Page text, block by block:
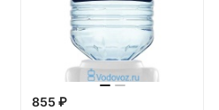
855 ₽